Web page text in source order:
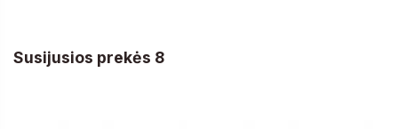
Susijusios prekės 8